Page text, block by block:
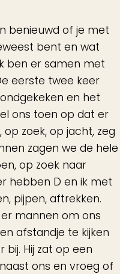
benieuwd of je met
bent en wat
ben er samen met
eerste twee keer
en het
ons toen op dat er
zoek, op jacht, zeg
zagen we de hele
op zoek naar
hebben D en ik met
pijpen, aftrekken.
mannen om ons
afstandje te kijken
Hij zat op een
ons en vroeg of